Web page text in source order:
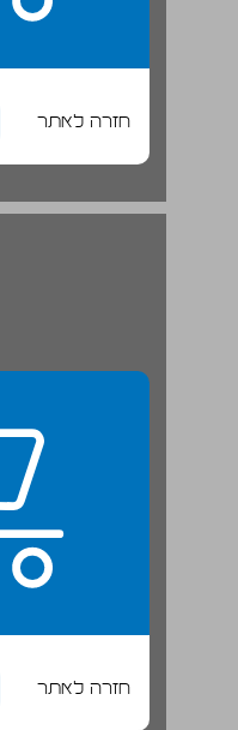
חזרה לאתר
שתי פנים למלחמת שלום הגליל ... 20
חזרה לאתר